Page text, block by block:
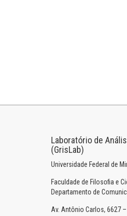
Laboratório de
(GrisLab)
Universidade Federal de
Faculdade de Filosofia e
Departamento de
Av. Antônio Carlos, 6627